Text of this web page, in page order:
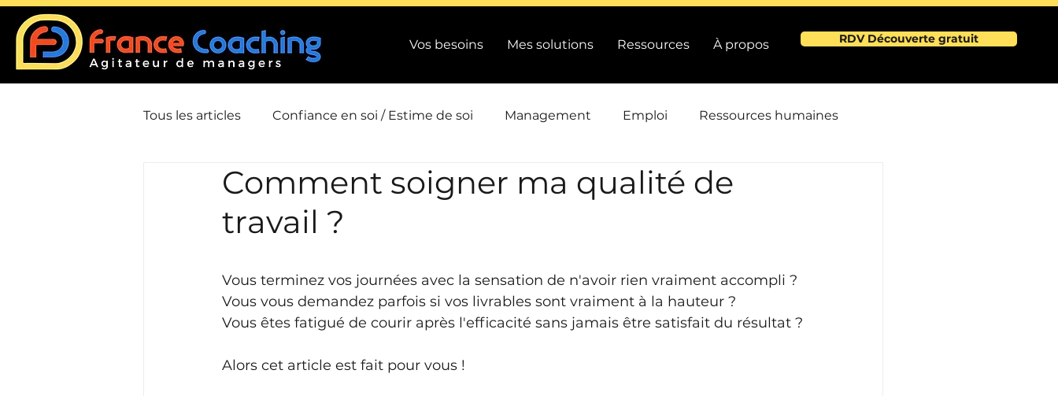
Vos besoins Mes solutions Ressources À propos RDV Découverte gratuit
Tous les articles Confiance en soi / Estime de soi Management Emploi Ressources humaines
Communication Conflits Intelligence collective Efficacité / Performance
Gestion du temps / Priorisation Actualité
Comment soigner ma qualité de
travail ?
Vous terminez vos journées avec la sensation de n'avoir rien vraiment accompli ?
Vous vous demandez parfois si vos livrables sont vraiment à la hauteur ?
Vous êtes fatigué de courir après l'efficacité sans jamais être satisfait du résultat ?
Alors cet article est fait pour vous !